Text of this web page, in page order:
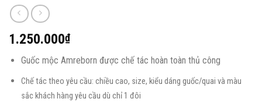
1.250.000₫
Guốc mộc Amreborn được chế tác hoàn toàn thủ công
Chế tác theo yêu cầu: chiều cao, size, kiểu dáng guốc/quai và màu
sắc khách hàng yêu cầu dù chỉ 1 đôi